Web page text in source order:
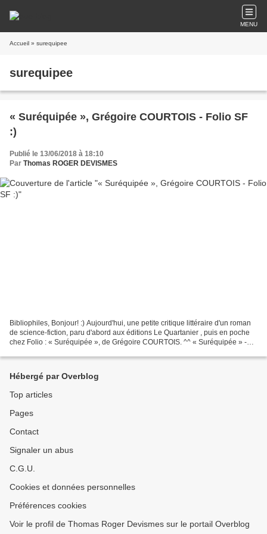
MENU
Accueil » surequipee
surequipee
« Suréquipée », Grégoire COURTOIS - Folio SF
:)
Publié le 13/06/2018 à 18:10
Par Thomas ROGER DEVISMES
Bibliophiles, Bonjour! :) Aujourd'hui, une petite critique littéraire d'un roman
de science-fiction, paru d'abord aux éditions Le Quartanier , puis en poche
chez Folio : « Suréquipée », de Grégoire COURTOIS. ^^ « Suréquipée » -
Hébergé par Overblog
Top articles
Pages
Contact
Signaler un abus
C.G.U.
Cookies et données personnelles
Préférences cookies
Voir le profil de Thomas Roger Devismes sur le portail Overblog